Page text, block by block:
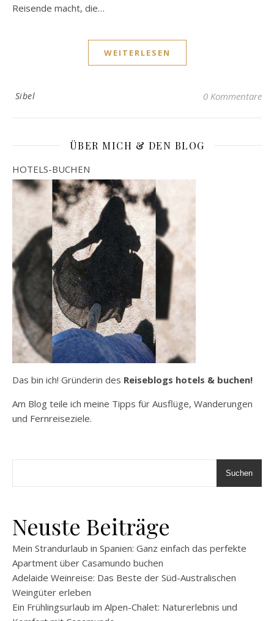
Reisende macht, die…
WEITERLESEN
Sibel 0 Kommentare
ÜBER MICH & DEN BLOG
HOTELS-BUCHEN
Das bin ich! Gründerin des Reiseblogs hotels & buchen!
Am Blog teile ich meine Tipps für Ausflüge, Wanderungen
und Fernreiseziele.
Suchen
Neuste Beiträge
Mein Strandurlaub in Spanien: Ganz einfach das perfekte
Apartment über Casamundo buchen
Adelaide Weinreise: Das Beste der Süd-Australischen
Weingüter erleben
Ein Frühlingsurlaub im Alpen-Chalet: Naturerlebnis und